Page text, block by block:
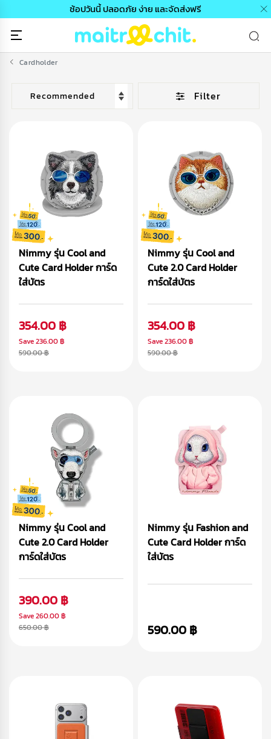
ดีลพิเศษ | ซื้อ 2 ชิ้น คุ้มกว่า ลดเพิ่ม 14% ทัน
Cardholder
Filter
Nimmy รุ่น Cool and
Cute Card Holder การ์ด
ใส่บัตร
354.00 ฿
Save236.00 ฿
590.00 ฿
Nimmy รุ่น Cool and
Cute 2.0 Card Holder
การ์ดใส่บัตร
354.00 ฿
Save236.00 ฿
590.00 ฿
Nimmy รุ่น Cool and
Cute 2.0 Card Holder
การ์ดใส่บัตร
390.00 ฿
Save260.00 ฿
650.00 ฿
Nimmy รุ่น Fashion and
Cute Card Holder การ์ด
ใส่บัตร
590.00 ฿